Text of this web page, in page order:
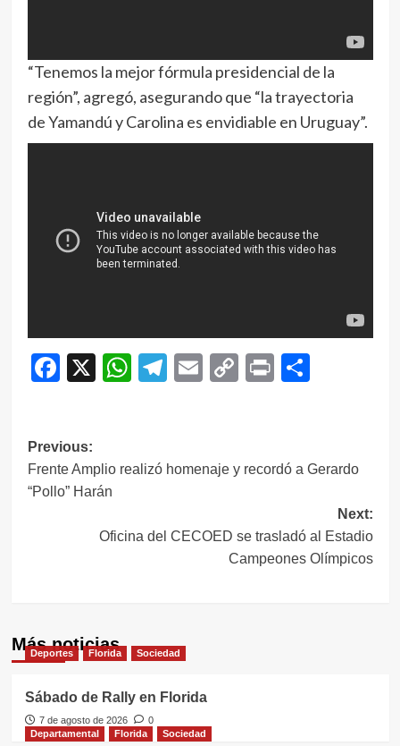
“Tenemos la mejor fórmula presidencial de la
región”, agregó, asegurando que “la trayectoria
de Yamandú y Carolina es envidiable en Uruguay”.
Facebook
X WhatsApp
Telegram
EmailCopy
Print
Navegación
de
Previous:
Frente Amplio realizó homenaje y recordó a Gerardo
“Pollo” Harán
Next:
Oficina del CECOED se trasladó al Estadio
Campeones Olímpicos
Más noticias
Deportes Florida Sociedad
Sábado de Rally en Florida
7 de agosto de 2026
0
Departamental
Florida Sociedad